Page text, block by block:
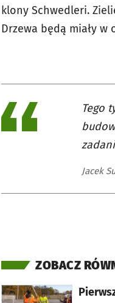
klony Schwedleri.
Drzewa będą miały w
Tego
Jacek
ZOBACZ
otworzy się w nowej karcie